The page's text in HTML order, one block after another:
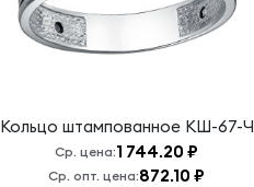
Кольцо штампованное КШ-67-Ч
Ср. цена:1 744.20 ₽
Ср. опт. цена:872.10 ₽